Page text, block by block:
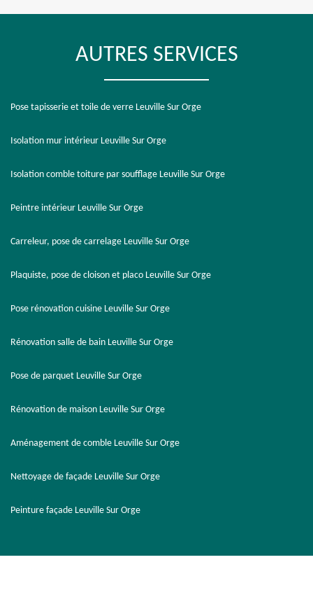
AUTRES SERVICES
Pose tapisserie et toile de verre Leuville Sur Orge
Isolation mur intérieur Leuville Sur Orge
Isolation comble toiture par soufflage Leuville Sur Orge
Peintre intérieur Leuville Sur Orge
Carreleur, pose de carrelage Leuville Sur Orge
Plaquiste, pose de cloison et placo Leuville Sur Orge
Pose rénovation cuisine Leuville Sur Orge
Rénovation salle de bain Leuville Sur Orge
Pose de parquet Leuville Sur Orge
Rénovation de maison Leuville Sur Orge
Aménagement de comble Leuville Sur Orge
Nettoyage de façade Leuville Sur Orge
Peinture façade Leuville Sur Orge